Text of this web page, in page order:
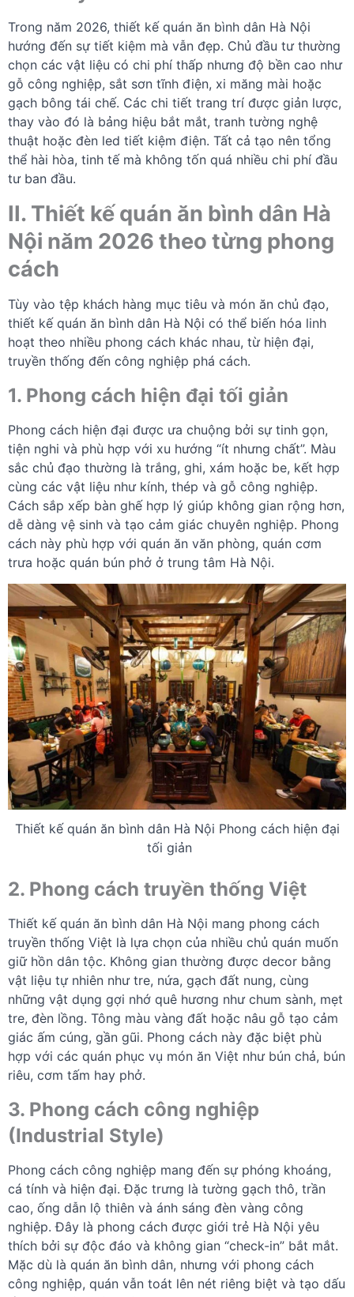
Trong năm 2026, thiết kế quán ăn bình dân Hà Nội
hướng đến sự tiết kiệm mà vẫn đẹp. Chủ đầu tư thường
chọn các vật liệu có chi phí thấp nhưng độ bền cao như
gỗ công nghiệp, sắt sơn tĩnh điện, xi măng mài hoặc
gạch bông tái chế. Các chi tiết trang trí được giản lược,
thay vào đó là bảng hiệu bắt mắt, tranh tường nghệ
thuật hoặc đèn led tiết kiệm điện. Tất cả tạo nên tổng
thể hài hòa, tinh tế mà không tốn quá nhiều chi phí đầu
tư ban đầu.
II. Thiết kế quán ăn bình dân Hà
Nội năm 2026 theo từng phong
cách
Tùy vào tệp khách hàng mục tiêu và món ăn chủ đạo,
thiết kế quán ăn bình dân Hà Nội có thể biến hóa linh
hoạt theo nhiều phong cách khác nhau, từ hiện đại,
truyền thống đến công nghiệp phá cách.
1. Phong cách hiện đại tối giản
Phong cách hiện đại được ưa chuộng bởi sự tinh gọn,
tiện nghi và phù hợp với xu hướng “ít nhưng chất”. Màu
sắc chủ đạo thường là trắng, ghi, xám hoặc be, kết hợp
cùng các vật liệu như kính, thép và gỗ công nghiệp.
Cách sắp xếp bàn ghế hợp lý giúp không gian rộng hơn,
dễ dàng vệ sinh và tạo cảm giác chuyên nghiệp. Phong
cách này phù hợp với quán ăn văn phòng, quán cơm
trưa hoặc quán bún phở ở trung tâm Hà Nội.
Thiết kế quán ăn bình dân Hà Nội Phong cách hiện đại
tối giản
2. Phong cách truyền thống Việt
Thiết kế quán ăn bình dân Hà Nội mang phong cách
truyền thống Việt là lựa chọn của nhiều chủ quán muốn
giữ hồn dân tộc. Không gian thường được decor bằng
vật liệu tự nhiên như tre, nứa, gạch đất nung, cùng
những vật dụng gợi nhớ quê hương như chum sành, mẹt
tre, đèn lồng. Tông màu vàng đất hoặc nâu gỗ tạo cảm
giác ấm cúng, gần gũi. Phong cách này đặc biệt phù
hợp với các quán phục vụ món ăn Việt như bún chả, bún
riêu, cơm tấm hay phở.
3. Phong cách công nghiệp
(Industrial Style)
Phong cách công nghiệp mang đến sự phóng khoáng,
cá tính và hiện đại. Đặc trưng là tường gạch thô, trần
cao, ống dẫn lộ thiên và ánh sáng đèn vàng công
nghiệp. Đây là phong cách được giới trẻ Hà Nội yêu
thích bởi sự độc đáo và không gian “check-in” bắt mắt.
Mặc dù là quán ăn bình dân, nhưng với phong cách
công nghiệp, quán vẫn toát lên nét riêng biệt và tạo dấu